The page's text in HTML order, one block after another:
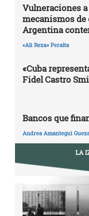
Vulneraciones
mecanismos
Argentina
«Ali Reza» Peralta
«Cuba
Fidel Castro
Bancos que
Andrea Amantegui
LA